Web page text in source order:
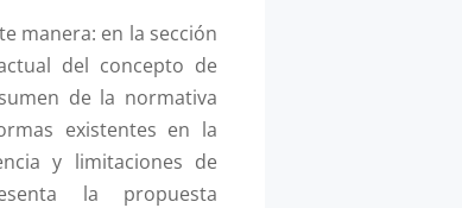
manera: en la sección
del concepto de
de la normativa
existentes en la
y limitaciones de
la propuesta